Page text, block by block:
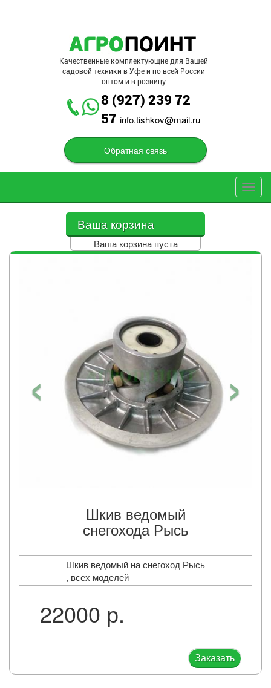
Качественные комплектующие для Вашей
садовой техники в Уфе и по всей России
оптом и в розницу
8 (927) 239 72
57 info.tishkov@mail.ru
Обратная связь
Ваша корзина
Ваша корзина пуста
‹ ›
Шкив ведомый
снегохода Рысь
Шкив ведомый на снегоход Рысь
, всех моделей
22000 р.
Заказать